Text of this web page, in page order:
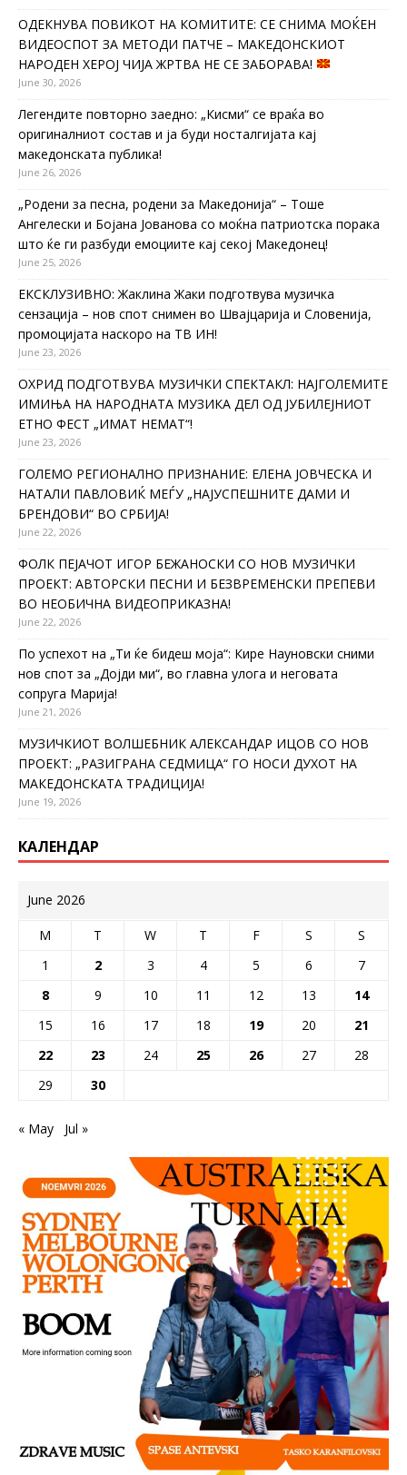
ОДЕКНУВА ПОВИКОТ НА КОМИТИТЕ: СЕ СНИМА МОЌЕН
ВИДЕОСПОТ ЗА МЕТОДИ ПАТЧЕ – МАКЕДОНСКИОТ
НАРОДЕН ХЕРОЈ ЧИЈА ЖРТВА НЕ СЕ ЗАБОРАВА!
June 30, 2026
Легендите повторно заедно: „Кисми“ се враќа во
оригиналниот состав и ја буди носталгијата кај
македонската публика!
June 26, 2026
„Родени за песна, родени за Македонија“ – Тоше
Ангелески и Бојана Јованова со моќна патриотска порака
што ќе ги разбуди емоциите кај секој Македонец!
June 25, 2026
ЕКСКЛУЗИВНО: Жаклина Жаки подготвува музичка
сензација – нов спот снимен во Швајцарија и Словенија,
промоцијата наскоро на ТВ ИН!
June 23, 2026
ОХРИД ПОДГОТВУВА МУЗИЧКИ СПЕКТАКЛ: НАЈГОЛЕМИТЕ
ИМИЊА НА НАРОДНАТА МУЗИКА ДЕЛ ОД ЈУБИЛЕЈНИОТ
ЕТНО ФЕСТ „ИМАТ НЕМАТ“!
June 23, 2026
ГОЛЕМО РЕГИОНАЛНО ПРИЗНАНИЕ: ЕЛЕНА ЈОВЧЕСКА И
НАТАЛИ ПАВЛОВИЌ МЕЃУ „НАЈУСПЕШНИТЕ ДАМИ И
БРЕНДОВИ“ ВО СРБИЈА!
June 22, 2026
ФОЛК ПЕЈАЧОТ ИГОР БЕЖАНОСКИ СО НОВ МУЗИЧКИ
ПРОЕКТ: АВТОРСКИ ПЕСНИ И БЕЗВРЕМЕНСКИ ПРЕПЕВИ
ВО НЕОБИЧНА ВИДЕОПРИКАЗНА!
June 22, 2026
По успехот на „Ти ќе бидеш моја“: Кире Науновски сними
нов спот за „Дојди ми“, во главна улога и неговата
сопруга Марија!
June 21, 2026
МУЗИЧКИОТ ВОЛШЕБНИК АЛЕКСАНДАР ИЦОВ СО НОВ
ПРОЕКТ: „РАЗИГРАНА СЕДМИЦА“ ГО НОСИ ДУХОТ НА
МАКЕДОНСКАТА ТРАДИЦИЈА!
June 19, 2026
КАЛЕНДАР
June 2026
M T W T F S
S
1
2 3 4 5 6
7
8
9 10 11 12 13
14
15
16 17 18 19 20
21
22
23 24 25 26 27
28
29
30
« May Jul »